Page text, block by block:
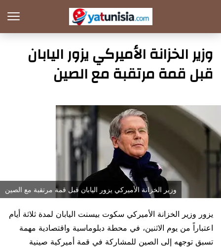
وزير الخزانة الأميركي يزور اليابان
قبل قمة مرتقبة مع الصين
وزير الخزانة الأميركي يزور اليابان قبل قمة مرتقبة مع الصين
يزور وزير الخزانة الأميركي سكوت بيسنت اليابان لمدة ثلاثة أيام
اعتباراً من يوم الاثنين، في محطة دبلوماسية واقتصادية مهمة
تسبق توجهه إلى الصين للمشاركة في قمة أميركية صينية